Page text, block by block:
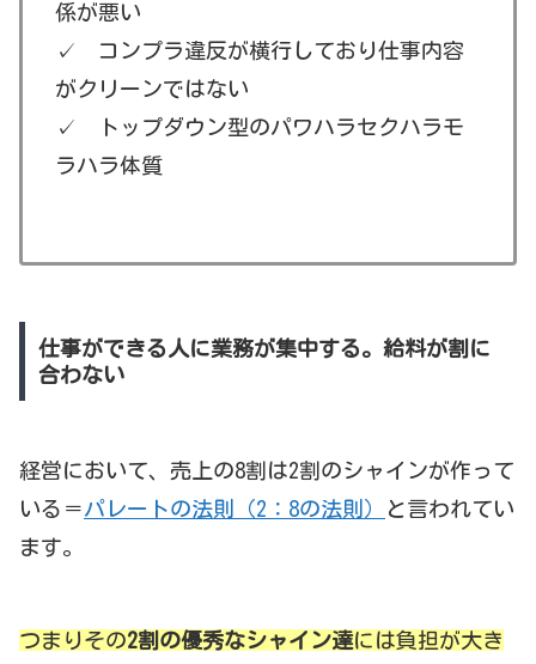
係が悪い
✓ コンプラ違反が横行しており仕事内容
がクリーンではない
✓ トップダウン型のパワハラセクハラモ
ラハラ体質
仕事ができる人に業務が集中する。給料が割に
合わない
経営において、売上の8割は2割のシャインが作って
いる＝パレートの法則（2：8の法則）
と言われてい
ます。
つまりその2割の優秀なシャイン達には負担が大き